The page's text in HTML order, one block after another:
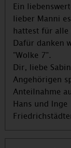
Ein
lieber Manni
hattest für
Dafür danken
"Wolke 7".
Dir, liebe
Angehörigen
Anteilnahme
Hans und Inge